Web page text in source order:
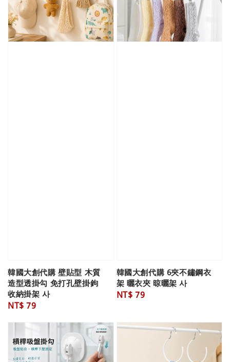
韓國大創代購 壁貼型 木質
造型透掛勾 免打孔壁掛鉤
收納掛架 사
Regular
NT$ 79
韓國大創代購 6夾不鏽鋼衣
架 曬衣夾 晾曬架 사
Regular
NT$ 79